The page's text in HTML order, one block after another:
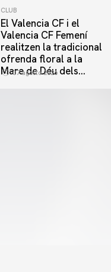
CLUB
El Valencia CF i el
Valencia CF Femení
realitzen la tradicional
ofrenda floral a la
Mare de Déu dels
07 agosto 2026